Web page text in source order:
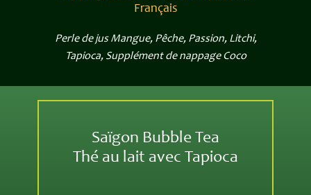
Français
Perle de jus Mangue, Pêche, Passion, Litchi,
Tapioca, Supplément de nappage Coco
Saïgon Bubble Tea
Thé au lait avec Tapioca